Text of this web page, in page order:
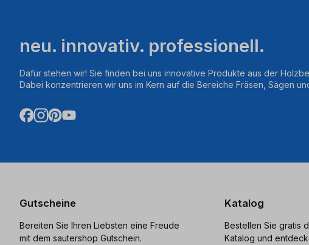
neu. innovativ. professionell.
Dafür stehen wir! Sie finden bei uns innovative Produkte aus der
Dabei konzentrieren wir uns im Kern auf die Bereiche Fräsen, Sägen
Gutscheine
Bereiten Sie Ihren Liebsten eine Freude
mit dem sautershop Gutschein.
Katalog
Bestellen Sie gratis
Katalog und